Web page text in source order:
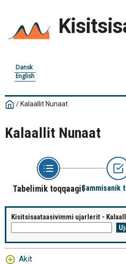
Dansk
English
/ Kalaallit Nunaat
Kalaallit Nunaat
Tabelimik toqqaagitSammisanik
Kisitsisaataasivimmi ujarlerit -
Akit